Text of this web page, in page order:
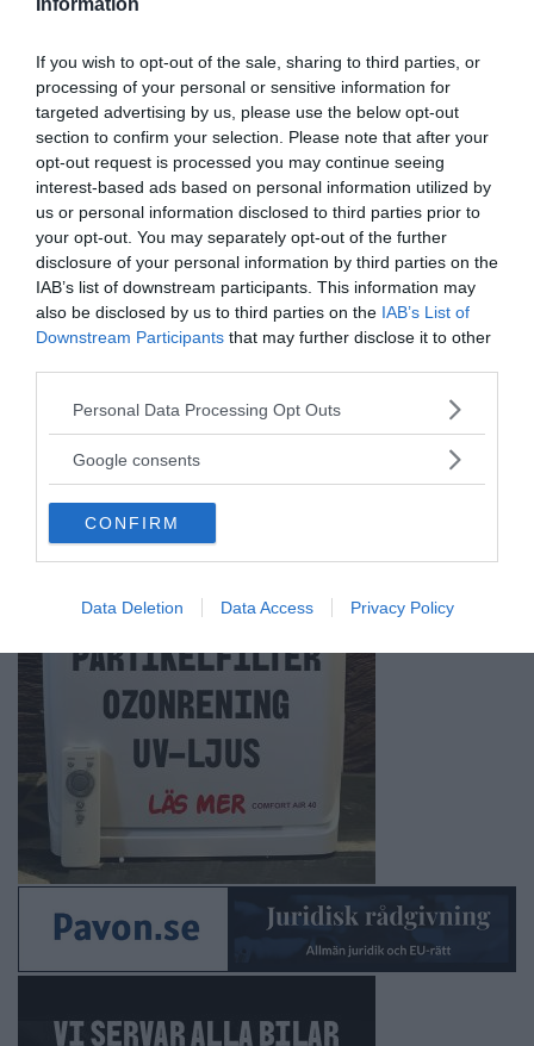
Information
If you wish to opt-out of the sale, sharing to third parties, or
processing of your personal or sensitive information for
targeted advertising by us, please use the below opt-out
section to confirm your selection. Please note that after your
opt-out request is processed you may continue seeing
interest-based ads based on personal information utilized by
us or personal information disclosed to third parties prior to
your opt-out. You may separately opt-out of the further
disclosure of your personal information by third parties on the
IAB’s list of downstream participants. This information may
also be disclosed by us to third parties on the IAB’s List of
Downstream Participants that may further disclose it to other
Please note that this website/app uses one or more Google
not limited to your visit or usage behaviour. You may click to
use your data for below specified purposes in below Google
consent section.
Personal Data Processing Opt Outs
Google consents
CONFIRM
Data Deletion Data Access Privacy Policy
Prenumerera på vårt nyhetsbrev
Få NewsVoice nyhets-mail
ANNONSER